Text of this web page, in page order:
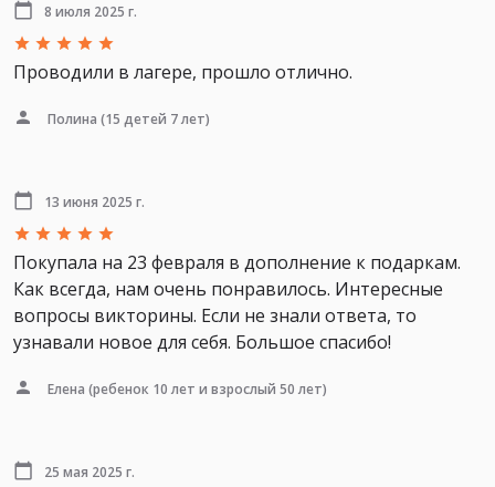
8 июля 2025 г.
Проводили в лагере, прошло отлично.
Полина (15 детей 7 лет)
13 июня 2025 г.
Покупала на 23 февраля в дополнение к подаркам.
Как всегда, нам очень понравилось. Интересные
вопросы викторины. Если не знали ответа, то
узнавали новое для себя. Большое спасибо!
Елена (ребенок 10 лет и взрослый 50 лет)
25 мая 2025 г.